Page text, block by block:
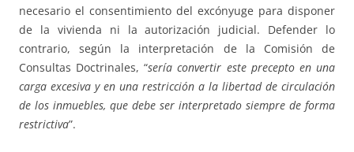
necesario el consentimiento del excónyuge para disponer
de la vivienda ni la autorización judicial. Defender lo
contrario, según la interpretación de la Comisión de
Consultas Doctrinales, “sería convertir este precepto en una
carga excesiva y en una restricción a la libertad de circulación
de los inmuebles, que debe ser interpretado siempre de forma
restrictiva”.